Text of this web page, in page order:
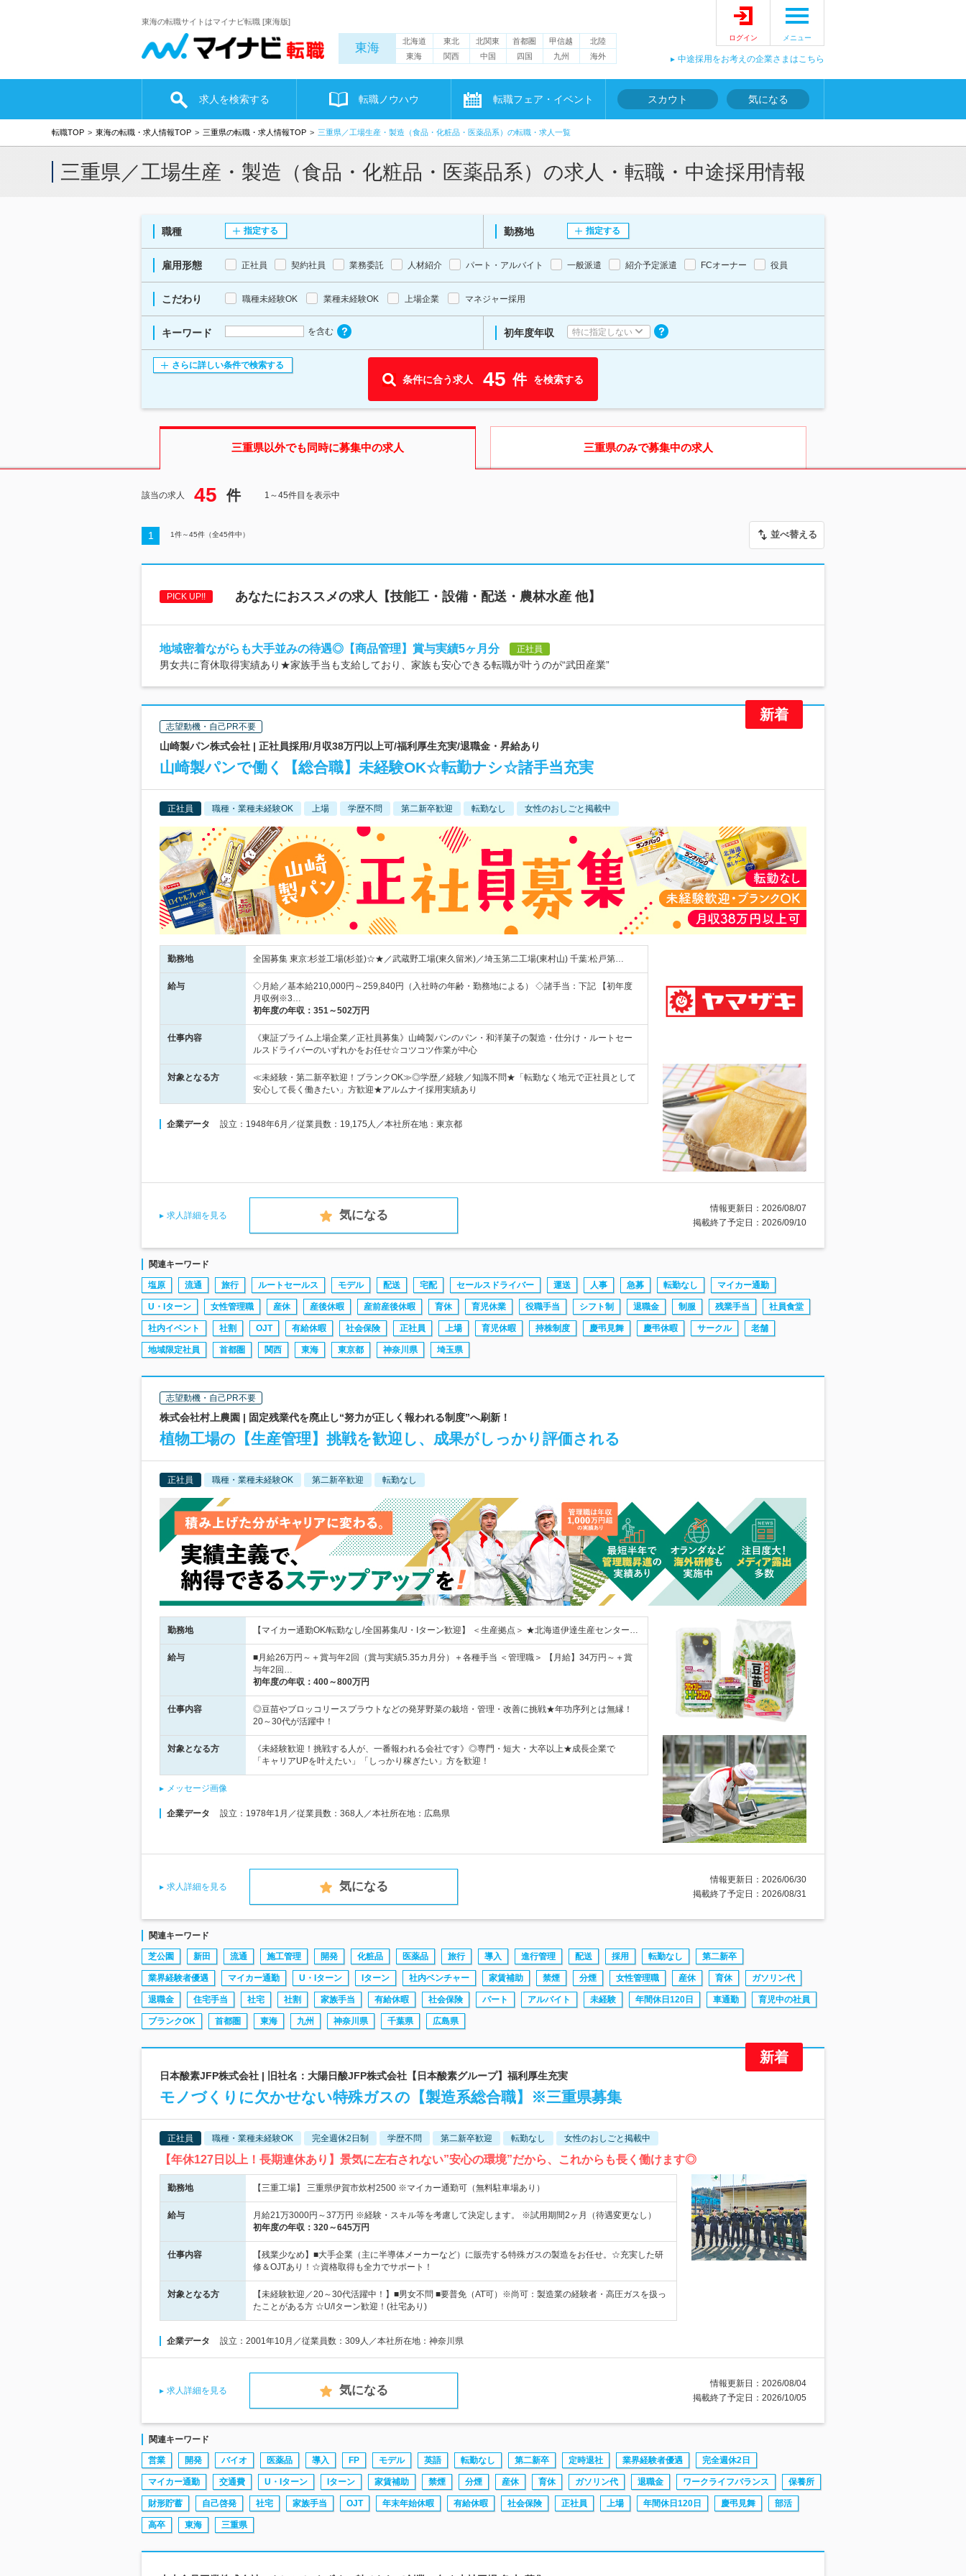
東海の転職サイトはマイナビ転職 [東海版]
東海 北海道 東北 北関東 首都圏 甲信越
北陸
東海
関西 中国 四国 九州 海外
ログイン メニュー
中途採用をお考えの企業さまはこちら
求人を検索する 転職ノウハウ 転職フェア・イベント スカウト 気になる
転職TOP 東海の転職・求人情報TOP 三重県の転職・求人情報TOP 三重県／工場生産・製造（食品・化粧品・医薬品系）の転職・求人一覧
三重県／工場生産・製造（食品・化粧品・医薬品系）の求人・転職・中途採用情報
職種 指定する 勤務地 指定する
雇用形態 正社員 契約社員 業務委託 人材紹介 パート・アルバイト 一般派遣 紹介予定派遣 FCオーナー 役員
こだわり 職種未経験OK 業種未経験OK 上場企業 マネジャー採用
キーワード を含む 初年度年収 特に指定しない
さらに詳しい条件で検索する
条件に合う求人 45 件 を検索する
三重県以外でも同時に募集中の求人 三重県のみで募集中の求人
該当の求人 45 件 1～45件目を表示中
1 1件～45件（全45件中） 並べ替える
PICK UP!! あなたにおススメの求人【技能工・設備・配送・農林水産 他】
地域密着ながらも大手並みの待遇◎【商品管理】賞与実績5ヶ月分 正社員
男女共に育休取得実績あり★家族手当も支給しており、家族も安心できる転職が叶うのが“武田産業”
志望動機・自己PR不要
山崎製パン株式会社 | 正社員採用/月収38万円以上可/福利厚生充実/退職金・昇給あり
山崎製パンで働く【総合職】未経験OK☆転勤ナシ☆諸手当充実
正社員 職種・業種未経験OK 上場 学歴不問 第二新卒歓迎 転勤なし 女性のおしごと掲載中
勤務地 全国募集 東京:杉並工場(杉並)☆★／武蔵野工場(東久留米)／埼玉第二工場(東村山) 千葉:松戸第…
給与
◇月給／基本給210,000円～259,840円（入社時の年齢・勤務地による） ◇諸手当：下記 【初年度
月収例※3…
初年度の年収： 351～502万円
仕事内容
《東証プライム上場企業／正社員募集》山崎製パンのパン・和洋菓子の製造・仕分け・ルートセー
ルスドライバーのいずれかをお任せ☆コツコツ作業が中心
対象となる方
≪未経験・第二新卒歓迎！ブランクOK≫◎学歴／経験／知識不問★「転勤なく地元で正社員として
安心して長く働きたい」方歓迎★アルムナイ採用実績あり
企業データ 設立：1948年6月／従業員数：19,175人／本社所在地：東京都
求人詳細を見る 気になる
情報更新日：2026/08/07
掲載終了予定日：2026/09/10
関連キーワード
塩原 流通 旅行 ルートセールス モデル 配送 宅配 セールスドライバー 運送 人事 急募 転勤なし マイカー通勤
U・Iターン 女性管理職 産休 産後休暇 産前産後休暇 育休 育児休業 役職手当 シフト制 退職金 制服 残業手当 社員食堂
社内イベント 社割 OJT 有給休暇 社会保険 正社員 上場 育児休暇 持株制度 慶弔見舞 慶弔休暇 サークル 老舗
地域限定社員 首都圏 関西 東海 東京都 神奈川県 埼玉県
志望動機・自己PR不要
株式会社村上農園 | 固定残業代を廃止し“努力が正しく報われる制度”へ刷新！
植物工場の【生産管理】挑戦を歓迎し、成果がしっかり評価される
正社員 職種・業種未経験OK 第二新卒歓迎 転勤なし
勤務地 【マイカー通勤OK/転勤なし/全国募集/U・Iターン歓迎】 ＜生産拠点＞ ★北海道伊達生産センター…
給与
■月給26万円～＋賞与年2回（賞与実績5.35カ月分）＋各種手当 ＜管理職＞ 【月給】34万円～＋賞
与年2回…
初年度の年収： 400～800万円
仕事内容
◎豆苗やブロッコリースプラウトなどの発芽野菜の栽培・管理・改善に挑戦★年功序列とは無縁！
20～30代が活躍中！
対象となる方
《未経験歓迎！挑戦する人が、一番報われる会社です》◎専門・短大・大卒以上★成長企業で
「キャリアUPを叶えたい」「しっかり稼ぎたい」方を歓迎！
メッセージ画像
企業データ 設立：1978年1月／従業員数：368人／本社所在地：広島県
求人詳細を見る 気になる
情報更新日：2026/06/30
掲載終了予定日：2026/08/31
関連キーワード
芝公園 新田 流通 施工管理 開発 化粧品 医薬品 旅行 導入 進行管理 配送 採用 転勤なし 第二新卒
業界経験者優遇 マイカー通勤 U・Iターン Iターン 社内ベンチャー 家賃補助 禁煙 分煙 女性管理職 産休 育休 ガソリン代
退職金 住宅手当 社宅 社割 家族手当 有給休暇 社会保険 パート アルバイト 未経験 年間休日120日 車通勤 育児中の社員
ブランクOK 首都圏 東海 九州 神奈川県 千葉県 広島県
日本酸素JFP株式会社 | 旧社名：大陽日酸JFP株式会社【日本酸素グループ】福利厚生充実
モノづくりに欠かせない特殊ガスの【製造系総合職】※三重県募集
正社員 職種・業種未経験OK 完全週休2日制 学歴不問 第二新卒歓迎 転勤なし 女性のおしごと掲載中
【年休127日以上！長期連休あり】景気に左右されない”安心の環境”だから、これからも長く働けます◎
勤務地 【三重工場】 三重県伊賀市炊村2500 ※マイカー通勤可（無料駐車場あり）
給与
月給21万3000円～37万円 ※経験・スキル等を考慮して決定します。 ※試用期間2ヶ月（待遇変更なし）
初年度の年収： 320～645万円
仕事内容
【残業少なめ】■大手企業（主に半導体メーカーなど）に販売する特殊ガスの製造をお任せ。☆充実した研
修＆OJTあり！☆資格取得も全力でサポート！
対象となる方
【未経験歓迎／20～30代活躍中！】■男女不問 ■要普免（AT可）※尚可：製造業の経験者・高圧ガスを扱っ
たことがある方 ☆U/Iターン歓迎！(社宅あり)
企業データ 設立：2001年10月／従業員数：309人／本社所在地：神奈川県
求人詳細を見る 気になる
情報更新日：2026/08/04
掲載終了予定日：2026/10/05
関連キーワード
営業 開発 バイオ 医薬品 導入 FP モデル 英語 転勤なし 第二新卒 定時退社 業界経験者優遇 完全週休2日
マイカー通勤 交通費 U・Iターン Iターン 家賃補助 禁煙 分煙 産休 育休 ガソリン代 退職金 ワークライフバランス 保養所
財形貯蓄 自己啓発 社宅 家族手当 OJT 年末年始休暇 有給休暇 社会保険 正社員 上場 年間休日120日 慶弔見舞 部活
高卒 東海 三重県